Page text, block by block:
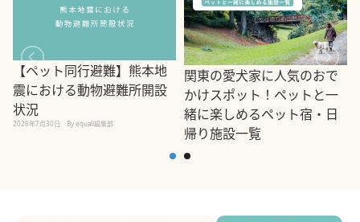
【ペット同行避難】熊本地
震における動物避難所開設
状況
2026年7月30日 By equall編集部
関東の愛犬家に人気のおで
かけスポット！ペットと一
緒に楽しめるペット宿・日
帰り施設一覧